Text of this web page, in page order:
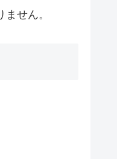
せん。